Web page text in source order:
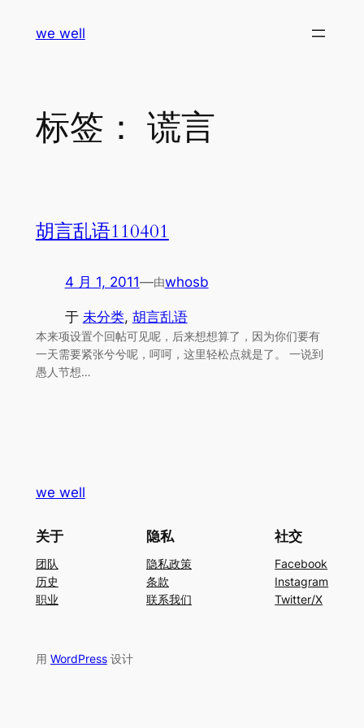
we well
标签： 谎言
胡言乱语110401
4 月 1, 2011—由whosb
于 未分类, 胡言乱语
本来项设置个回帖可见呢，后来想想算了，因为你们要有
一天需要紧张兮兮呢，呵呵，这里轻松点就是了。 一说到
愚人节想…
we well
关于
团队
历史
职业
隐私
隐私政策
条款
联系我们
社交
Facebook
Instagram
Twitter/X
用 WordPress设计